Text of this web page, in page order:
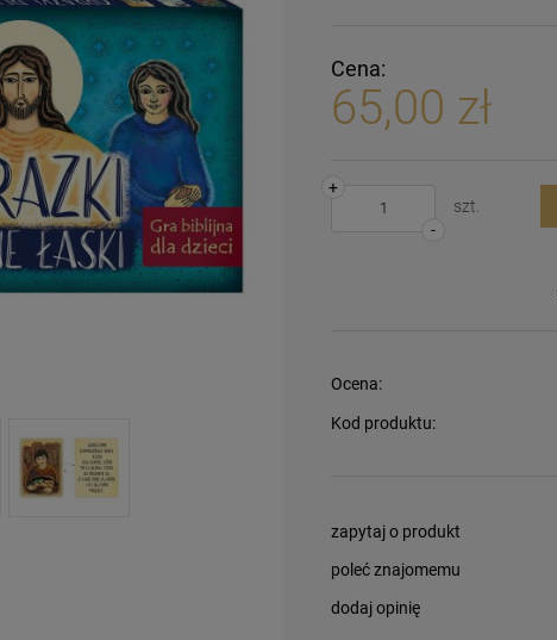
Cena:
65,00 zł
-
+
szt.
Ocena:
Kod produktu:
zapytaj o produkt
poleć znajomemu
dodaj opinię